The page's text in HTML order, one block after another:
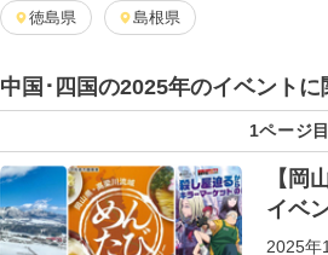
徳島県 島根県
中国･四国の2025年のイベント
1ページ
【岡
イベ
2025年